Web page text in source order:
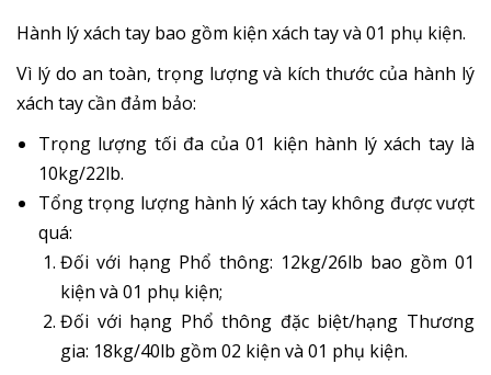
Hành lý xách tay bao gồm kiện xách tay và 01 phụ kiện.
Vì lý do an toàn, trọng lượng và kích thước của hành lý
xách tay cần đảm bảo:
Trọng lượng tối đa của 01 kiện hành lý xách tay là
10kg/22lb.
Tổng trọng lượng hành lý xách tay không được vượt
quá:
Đối với hạng Phổ thông: 12kg/26lb bao gồm 01
kiện và 01 phụ kiện;
Đối với hạng Phổ thông đặc biệt/hạng Thương
gia: 18kg/40lb gồm 02 kiện và 01 phụ kiện.